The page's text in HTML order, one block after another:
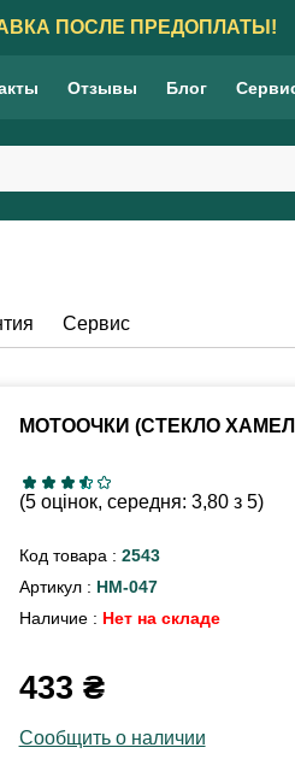
ПОСЛЕ ПРЕДОПЛАТЫ!
Отзывы Блог
Сервис
МОТООЧКИ (СТЕКЛО
(5 оцінок, середня: 3,80 з 5)
Код товара : 2543
Артикул : HM-047
Наличие : Нет на складе
433 ₴
Сообщить о наличии